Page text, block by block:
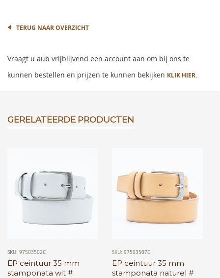
TERUG NAAR OVERZICHT
Vraagt u aub vrijblijvend een account aan om bij ons te
kunnen bestellen en prijzen te kunnen bekijken KLIK HIER.
GERELATEERDE PRODUCTEN
SKU: 97503502C
EP ceintuur 35 mm
stamponata wit #
SKU: 97503507C
EP ceintuur 35 mm
stamponata naturel #